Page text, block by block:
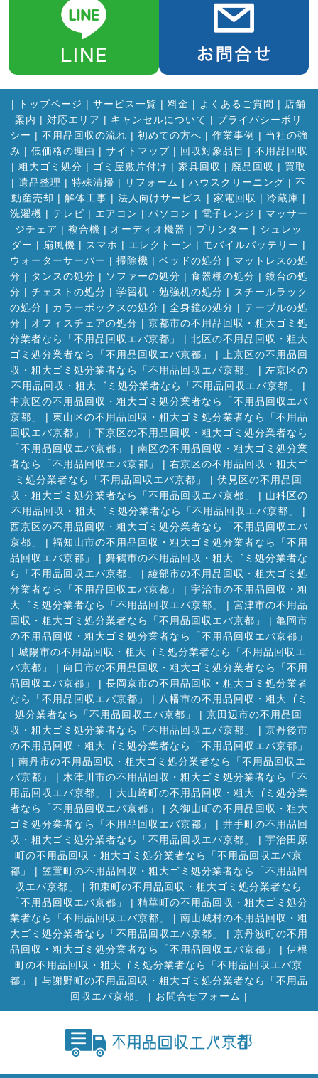
| トップページ | サービス一覧 | 料金 | よくあるご質問 | 店舗
案内 | 対応エリア | キャンセルについて | プライバシーポリ
シー | 不用品回収の流れ | 初めての方へ | 作業事例 | 当社の強
み | 低価格の理由 | サイトマップ| 回収対象品目 | 不用品回収
| 粗大ゴミ処分 | ゴミ屋敷片付け | 家具回収 | 廃品回収 | 買取
| 遺品整理 | 特殊清掃 | リフォーム | ハウスクリーニング | 不
動産売却 | 解体工事 | 法人向けサービス | 家電回収 | 冷蔵庫 |
洗濯機 | テレビ | エアコン | パソコン | 電子レンジ | マッサー
ジチェア | 複合機 | オーディオ機器 | プリンター | シュレッ
ダー | 扇風機 | スマホ | エレクトーン | モバイルバッテリー |
ウォーターサーバー | 掃除機 | ベッドの処分 | マットレスの処
分 | タンスの処分 | ソファーの処分 | 食器棚の処分 | 鏡台の処
分 | チェストの処分 | 学習机・勉強机の処分 | スチールラック
の処分 | カラーボックスの処分 | 全身鏡の処分 | テーブルの処
分 | オフィスチェアの処分 | 京都市の不用品回収・粗大ゴミ処
分業者なら「不用品回収エバ京都」
| 北区の不用品回収・粗大
ゴミ処分業者なら「不用品回収エバ京都」
| 上京区の不用品回
収・粗大ゴミ処分業者なら「不用品回収エバ京都」
| 左京区の
不用品回収・粗大ゴミ処分業者なら「不用品回収エバ京都」
|
中京区の不用品回収・粗大ゴミ処分業者なら「不用品回収エバ
京都」
| 東山区の不用品回収・粗大ゴミ処分業者なら「不用品
回収エバ京都」
| 下京区の不用品回収・粗大ゴミ処分業者なら
「不用品回収エバ京都」
| 南区の不用品回収・粗大ゴミ処分業
者なら「不用品回収エバ京都」
| 右京区の不用品回収・粗大ゴ
ミ処分業者なら「不用品回収エバ京都」
| 伏見区の不用品回
収・粗大ゴミ処分業者なら「不用品回収エバ京都」
| 山科区の
不用品回収・粗大ゴミ処分業者なら「不用品回収エバ京都」
|
西京区の不用品回収・粗大ゴミ処分業者なら「不用品回収エバ
京都」
| 福知山市の不用品回収・粗大ゴミ処分業者なら「不用
品回収エバ京都」
| 舞鶴市の不用品回収・粗大ゴミ処分業者な
ら「不用品回収エバ京都」
| 綾部市の不用品回収・粗大ゴミ処
分業者なら「不用品回収エバ京都」
| 宇治市の不用品回収・粗
大ゴミ処分業者なら「不用品回収エバ京都」
| 宮津市の不用品
回収・粗大ゴミ処分業者なら「不用品回収エバ京都」
| 亀岡市
の不用品回収・粗大ゴミ処分業者なら「不用品回収エバ京都」
| 城陽市の不用品回収・粗大ゴミ処分業者なら「不用品回収エ
バ京都」
| 向日市の不用品回収・粗大ゴミ処分業者なら「不用
品回収エバ京都」
| 長岡京市の不用品回収・粗大ゴミ処分業者
なら「不用品回収エバ京都」
| 八幡市の不用品回収・粗大ゴミ
処分業者なら「不用品回収エバ京都」
| 京田辺市の不用品回
収・粗大ゴミ処分業者なら「不用品回収エバ京都」
| 京丹後市
の不用品回収・粗大ゴミ処分業者なら「不用品回収エバ京都」
| 南丹市の不用品回収・粗大ゴミ処分業者なら「不用品回収エ
バ京都」
| 木津川市の不用品回収・粗大ゴミ処分業者なら「不
用品回収エバ京都」
| 大山崎町の不用品回収・粗大ゴミ処分業
者なら「不用品回収エバ京都」
| 久御山町の不用品回収・粗大
ゴミ処分業者なら「不用品回収エバ京都」
| 井手町の不用品回
収・粗大ゴミ処分業者なら「不用品回収エバ京都」
| 宇治田原
町の不用品回収・粗大ゴミ処分業者なら「不用品回収エバ京
都」
| 笠置町の不用品回収・粗大ゴミ処分業者なら「不用品回
収エバ京都」
| 和束町の不用品回収・粗大ゴミ処分業者なら
「不用品回収エバ京都」
| 精華町の不用品回収・粗大ゴミ処分
業者なら「不用品回収エバ京都」
| 南山城村の不用品回収・粗
大ゴミ処分業者なら「不用品回収エバ京都」
| 京丹波町の不用
品回収・粗大ゴミ処分業者なら「不用品回収エバ京都」
| 伊根
町の不用品回収・粗大ゴミ処分業者なら「不用品回収エバ京
都」
| 与謝野町の不用品回収・粗大ゴミ処分業者なら「不用品
回収エバ京都」
| お問合せフォーム |